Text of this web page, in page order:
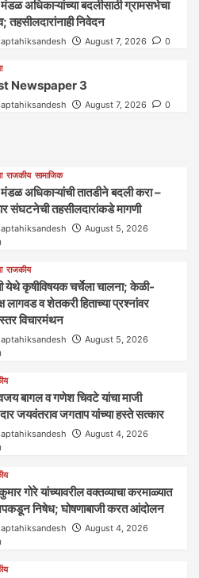
अधिकाऱ्यांच्या बदलीसाठी ग्रामसभेचा
तहसीलदारांनाही निवेदन
August 7, 2026 0
Newspaper 3
August 7, 2026 0
राजकीय सामाजिक
अधिकाऱ्यांची तातडीने बदली करा –
संघटनेची तहसीलदारांकडे मागणी
August 5, 2026
राजकीय
येथे कृषीविषयक चर्चेला चालना; केळी-
लागवड व शेतकरी हिताच्या प्रश्नांवर
विचारमंथन
August 5, 2026
बागल व गणेश चिवटे यांचा माजी
जयवंतराव जगताप यांच्या हस्ते सत्कार
August 4, 2026
गोरे यांच्यावरील वक्तव्याचा करमाळ्यात
निषेध; घोषणाबाजी करत आंदोलन
August 4, 2026